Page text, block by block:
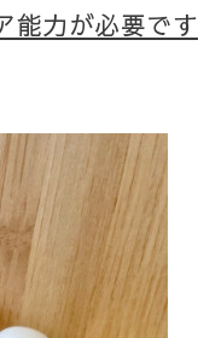
能力が必要です